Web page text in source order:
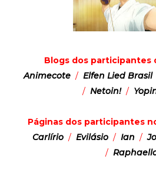
Blogs dos participantes
Animecote / Elfen Lied Brasil
/Netoin!/
Páginas dos participantes
Carlírio / Evilásio/ Ian /
/